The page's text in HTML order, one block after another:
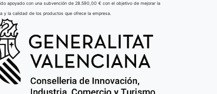
apoyado con una subvención de 28.590,00 € con el objetivo de mejorar la
y la calidad de los productos que ofrece la empresa.